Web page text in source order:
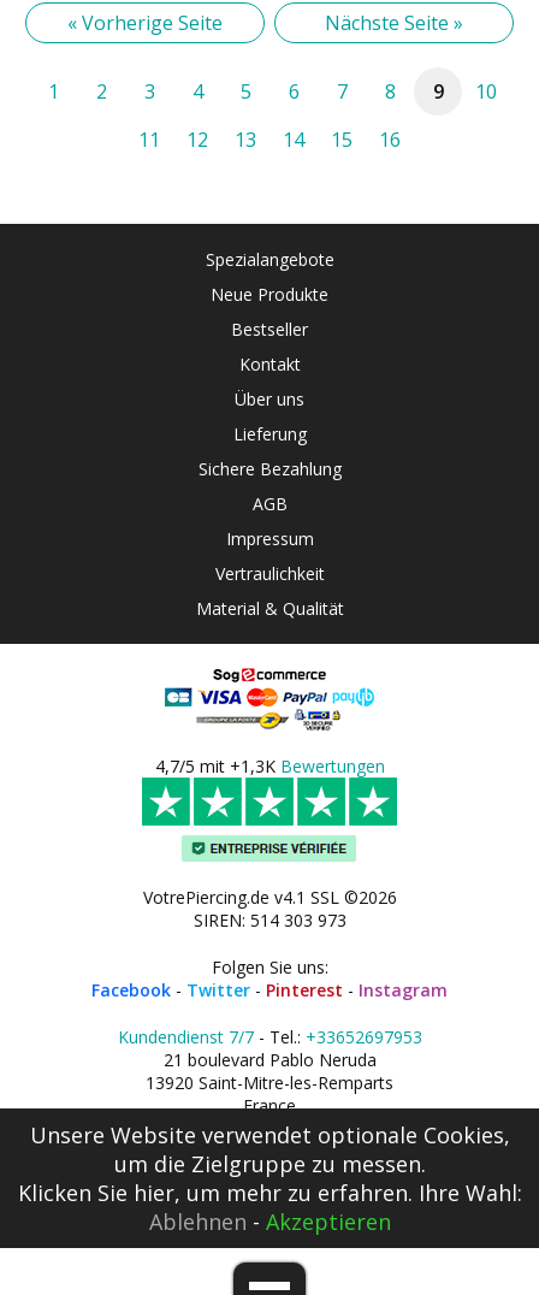
« Vorherige Seite Nächste Seite »
1 2 3 4 5 6 7 8 9
10
11
12 13 14 15 16
Spezialangebote
Neue Produkte
Bestseller
Kontakt
Über uns
Lieferung
Sichere Bezahlung
AGB
Impressum
Vertraulichkeit
Material & Qualität
4,7/5 mit +1,3K Bewertungen
VotrePiercing.de v4.1 SSL ©2026
SIREN: 514 303 973
Folgen Sie uns:
Facebook - Twitter - Pinterest - Instagram
Kundendienst 7/7- Tel.: +33652697953
21 boulevard Pablo Neruda
13920 Saint-Mitre-les-Remparts
France
Unsere Website verwendet optionale Cookies,
um die Zielgruppe zu messen.
Klicken Sie hier, um mehr zu erfahren. Ihre Wahl:
Ablehnen - Akzeptieren